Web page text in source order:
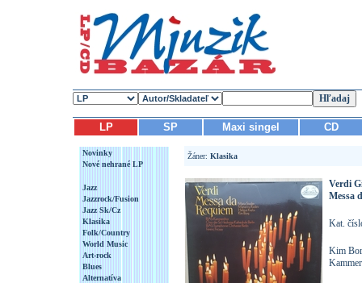
LP SP Maxi singel CD
Novinky
Nové nehrané LP
Jazz
Jazzrock/Fusion
Jazz Sk/Cz
Klasika
Folk/Country
World Music
Art-rock
Blues
Alternatíva
Žáner: Klasika
Verdi
Messa
Kat.
Kim